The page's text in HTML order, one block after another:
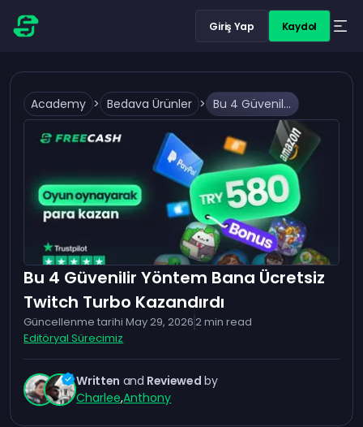
Giriş Yap Kaydol
Academy > Bedava Ürünler > Bu 4 Güvenilir Yöntem Bana Ücretsiz Twitch Turbo Kazandırdı
Bu 4 Güvenilir Yöntem Bana Ücretsiz
Twitch Turbo Kazandırdı
Güncellenme tarihi May 29, 20262min read
Editöryal Sürecimiz
Written and Reviewed by
Charlee,Anthony